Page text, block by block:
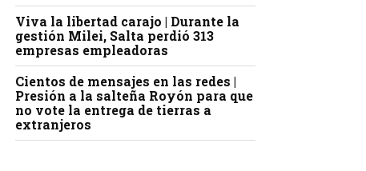
Viva la libertad carajo | Durante la
gestión Milei, Salta perdió 313
empresas empleadoras
Cientos de mensajes en las redes |
Presión a la salteña Royón para que
no vote la entrega de tierras a
extranjeros